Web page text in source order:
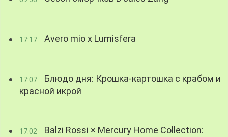
17:17 Avero mio x Lumisfera
17:07
Блюдо дня: Крошка-картошка с крабом и
красной икрой
17:02
Balzi Rossi × Mercury Home Collection: